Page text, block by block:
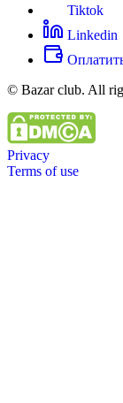
Tiktok
Linkedin
© Bazar club. All
Privacy
Terms of use